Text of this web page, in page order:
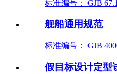
标准编号： GJB
舰船通用规范
标准编号： GJB
假目标设计定型